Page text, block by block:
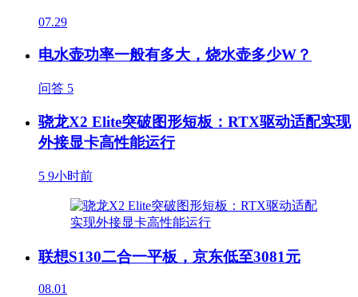
07.29
电水壶功率一般有多大，烧水壶多少W？
问答 5
骁龙X2 Elite突破图形短板：RTX驱动适配实现
外接显卡高性能运行
5 9小时前
联想S130二合一平板，京东低至3081元
08.01